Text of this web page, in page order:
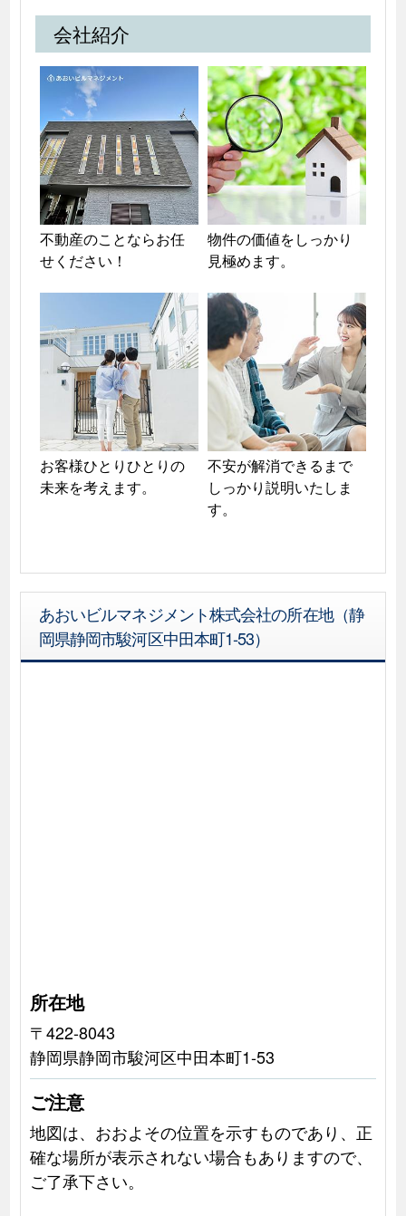
会社紹介
不動産のことならお任
せください！
物件の価値をしっかり
見極めます。
お客様ひとりひとりの
未来を考えます。
不安が解消できるまで
しっかり説明いたしま
す。
あおいビルマネジメント株式会社の所在地（静
岡県静岡市駿河区中田本町1-53）
所在地
〒422-8043
静岡県静岡市駿河区中田本町1-53
ご注意
地図は、おおよその位置を示すものであり、正
確な場所が表示されない場合もありますので、
ご了承下さい。